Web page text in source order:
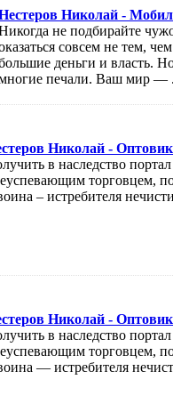
Николай -
не подбирайте
совсем не тем,
деньги и власть.
печали. Ваш мир —
Николай -
в наследство
торговцем,
– истребителя
Николай -
в наследство
торговцем,
— истребителя